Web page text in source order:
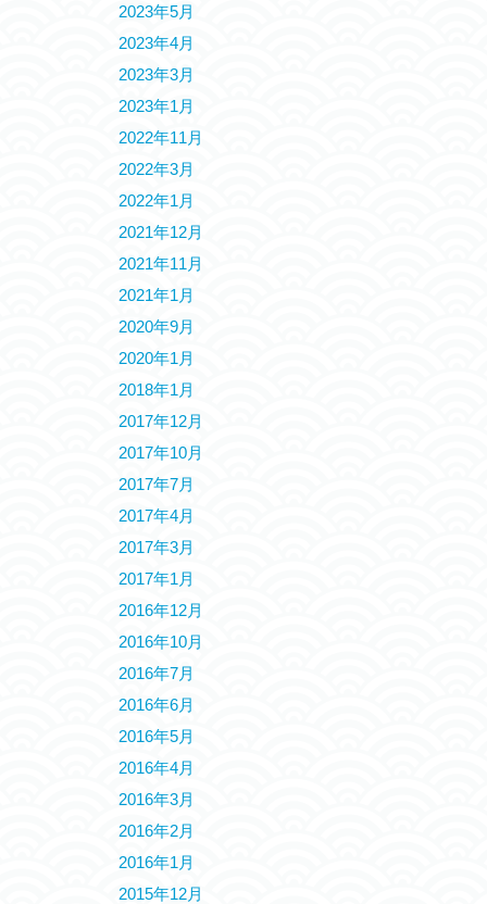
2023年5月
2023年4月
2023年3月
2023年1月
2022年11月
2022年3月
2022年1月
2021年12月
2021年11月
2021年1月
2020年9月
2020年1月
2018年1月
2017年12月
2017年10月
2017年7月
2017年4月
2017年3月
2017年1月
2016年12月
2016年10月
2016年7月
2016年6月
2016年5月
2016年4月
2016年3月
2016年2月
2016年1月
2015年12月